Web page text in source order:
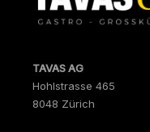
TAVAS AG
Hohlstrasse 465
8048 Zürich